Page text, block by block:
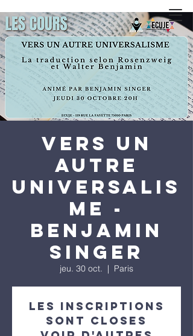
Vers un
autre
universalis
me -
Benjamin
Singer
jeu. 30 oct.
  |
Paris
Les inscriptions
sont closes